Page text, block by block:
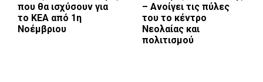
που θα ισχύσουν για
το ΚΕΑ από 1η
Νοέμβριου
– Ανοίγει τις πύλες
του το κέντρο
Νεολαίας και
πολιτισμού